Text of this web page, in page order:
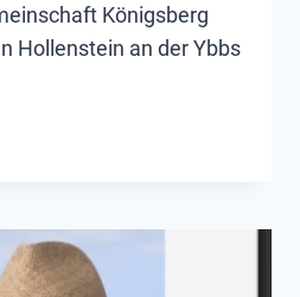
Königsberg
Hollenstein an der Ybbs